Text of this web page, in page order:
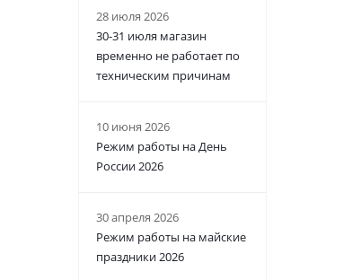
28 июля 2026
30-31 июля магазин
временно не работает по
техническим причинам
10 июня 2026
Режим работы на День
России 2026
30 апреля 2026
Режим работы на майские
праздники 2026